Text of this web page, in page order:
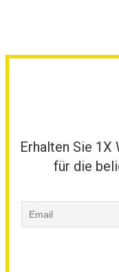
Erhalten Sie 1X
für die